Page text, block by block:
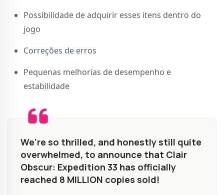
Possibilidade de adquirir esses itens dentro do
jogo
Correções de erros
Pequenas melhorias de desempenho e
estabilidade
We're so thrilled, and honestly still quite
overwhelmed, to announce that Clair
Obscur: Expedition 33 has officially
reached 8 MILLION copies sold!